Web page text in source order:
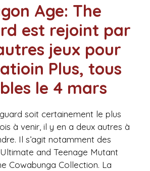
Age: The
est rejoint par
jeux pour
Plus, tous
le 4 mars
soit certainement le plus
à venir, il y en a deux autres à
Il s’agit notamment des
and Teenage Mutant
Cowabunga Collection. La